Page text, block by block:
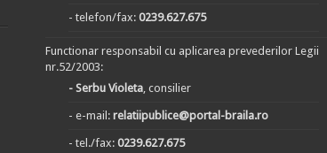
- telefon/fax: 0239.627.675
Functionar responsabil cu aplicarea prevederilor Legii
nr.52/2003:
- Serbu Violeta, consilier
- e-mail: relatiipublice@portal-braila.ro
- tel./fax: 0239.627.675